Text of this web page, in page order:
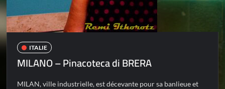
ITALIE
MILANO – Pinacoteca di BRERA
MILAN, ville industrielle, est décevante pour sa banlieue et